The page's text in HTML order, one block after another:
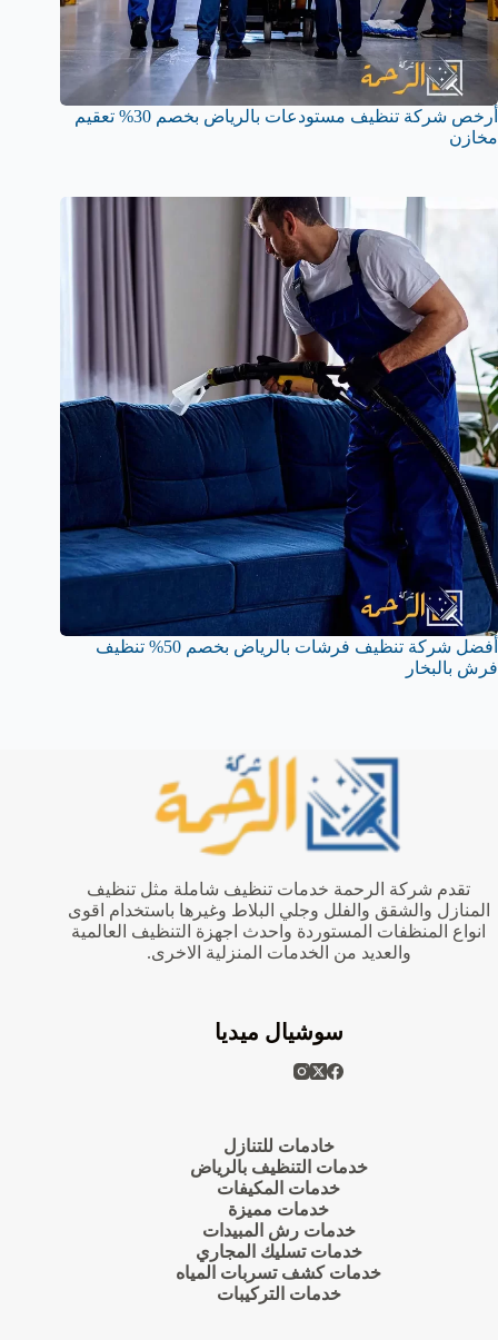
أرخص شركة تنظيف مستودعات بالرياض بخصم 30% تعقيم
مخازن
أفضل شركة تنظيف فرشات بالرياض بخصم 50% تنظيف
فرش بالبخار
تقدم شركة الرحمة خدمات تنظيف شاملة مثل تنظيف
المنازل والشقق والفلل وجلي البلاط وغيرها باستخدام اقوى
انواع المنظفات المستوردة واحدث اجهزة التنظيف العالمية
والعديد من الخدمات المنزلية الاخرى.
سوشيال ميديا
خادمات للتنازل
خدمات التنظيف بالرياض
خدمات المكيفات
خدمات مميزة
خدمات رش المبيدات
خدمات تسليك المجاري
خدمات كشف تسربات المياه
خدمات التركيبات